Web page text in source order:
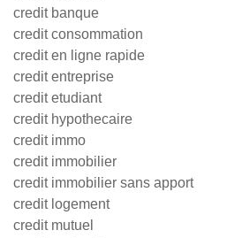
credit banque
credit consommation
credit en ligne rapide
credit entreprise
credit etudiant
credit hypothecaire
credit immo
credit immobilier
credit immobilier sans apport
credit logement
credit mutuel